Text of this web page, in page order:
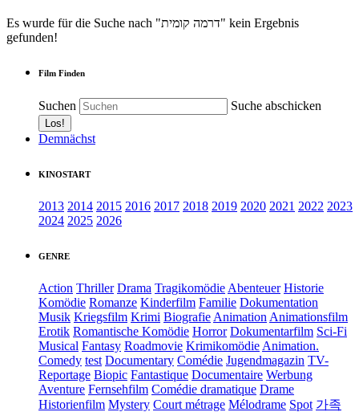
Es wurde für die Suche nach "דרמה קומית" kein Ergebnis
gefunden!
Film Finden
Suchen Suche abschicken
Demnächst
KINOSTART
2013 2014 2015 2016 2017 2018 2019 2020 2021 2022 2023
2024 2025 2026
GENRE
Action Thriller Drama Tragikomödie Abenteuer Historie
Komödie Romanze Kinderfilm Familie Dokumentation
Musik Kriegsfilm Krimi Biografie Animation Animationsfilm
Erotik Romantische Komödie Horror Dokumentarfilm Sci-Fi
Musical Fantasy Roadmovie Krimikomödie Animation.
Comedy test Documentary Comédie Jugendmagazin TV-
Reportage Biopic Fantastique Documentaire Werbung
Aventure Fernsehfilm Comédie dramatique Drame
Historienfilm Mystery Court métrage Mélodrame Spot 가족